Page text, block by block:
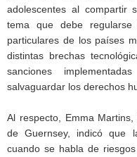
adolescentes al compartir
tema que debe
particulares de los países
distintas brechas
sanciones
salvaguardar los derechos
Al respecto, Emma
de Guernsey, indicó que
cuando se habla de